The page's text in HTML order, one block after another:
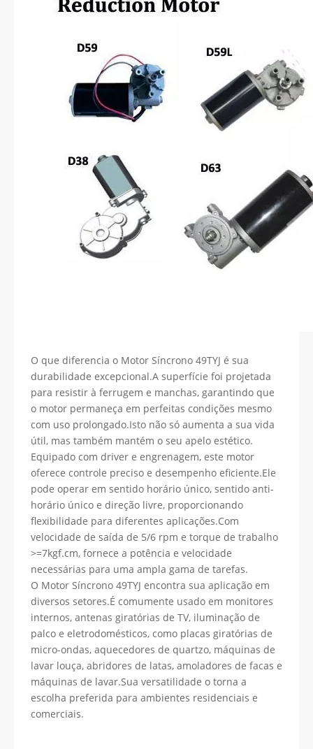
O que diferencia o Motor Síncrono 49TYJ é sua
durabilidade excepcional.A superfície foi projetada
para resistir à ferrugem e manchas, garantindo que
o motor permaneça em perfeitas condições mesmo
com uso prolongado.Isto não só aumenta a sua vida
útil, mas também mantém o seu apelo estético.
Equipado com driver e engrenagem, este motor
oferece controle preciso e desempenho eficiente.Ele
pode operar em sentido horário único, sentido anti-
horário único e direção livre, proporcionando
flexibilidade para diferentes aplicações.Com
velocidade de saída de 5/6 rpm e torque de trabalho
>=7kgf.cm, fornece a potência e velocidade
necessárias para uma ampla gama de tarefas.
O Motor Síncrono 49TYJ encontra sua aplicação em
diversos setores.É comumente usado em monitores
internos, antenas giratórias de TV, iluminação de
palco e eletrodomésticos, como placas giratórias de
micro-ondas, aquecedores de quartzo, máquinas de
lavar louça, abridores de latas, amoladores de facas e
máquinas de lavar.Sua versatilidade o torna a
escolha preferida para ambientes residenciais e
comerciais.